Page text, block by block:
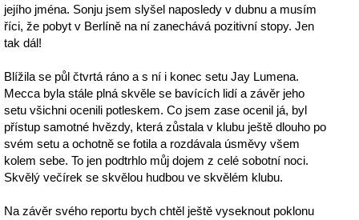
jejího jména. Sonju jsem slyšel naposledy v dubnu a musím
říci, že pobyt v Berlíně na ní zanechává pozitivní stopy. Jen
tak dál!
Blížila se půl čtvrtá ráno a s ní i konec setu Jay Lumena.
Mecca byla stále plná skvěle se bavících lidí a závěr jeho
setu všichni ocenili potleskem. Co jsem zase ocenil já, byl
přístup samotné hvězdy, která zůstala v klubu ještě dlouho po
svém setu a ochotně se fotila a rozdávala úsměvy všem
kolem sebe. To jen podtrhlo můj dojem z celé sobotní noci.
Skvělý večírek se skvělou hudbou ve skvělém klubu.
Na závěr svého reportu bych chtěl ještě vyseknout poklonu